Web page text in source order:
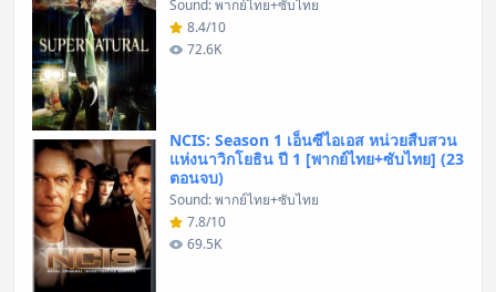
Sound: พากย์ไทย+ซับไทย
8.4/10
72.6K
NCIS: Season 1 เอ็นซีไอเอส หน่วยสืบสวน
แห่งนาวิกโยธิน ปี 1 [พากย์ไทย+ซับไทย] (23
ตอนจบ)
Sound: พากย์ไทย+ซับไทย
7.8/10
69.5K